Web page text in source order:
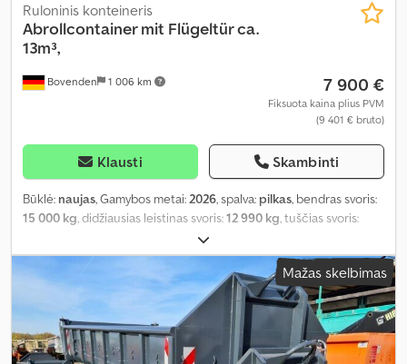
Bovenden 1 006 km
Ruloninis konteineris
Abrollcontainer mit Flügeltür ca.
13m³,
7 900 €
Fiksuota kaina plius PVM
(9 401 € bruto)
Klausti Skambinti
Būklė: naujas, Gamybos metai:2026, spalva: pilkas, bendras svoris:
15 000 kg, didžiausias leistinas svoris:12 990 kg, tuščias svoris:
13 m³
mm, krovimo vietos ilgis:7 000 mm, krovos erdvės aukštis:750
mm
kitas , vairuotojo kabina:kitas Mažas skelbimas